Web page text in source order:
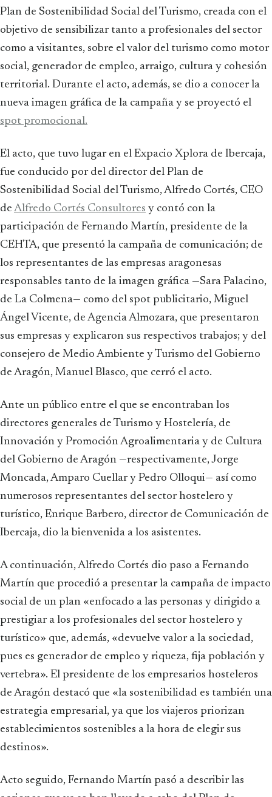
Plan de Sostenibilidad Social del Turismo, creada con el
objetivo de sensibilizar tanto a profesionales del sector
como a visitantes, sobre el valor del turismo como motor
social, generador de empleo, arraigo, cultura y cohesión
territorial. Durante el acto, además, se dio a conocer la
nueva imagen gráfica de la campaña y se proyectó el
spot promocional.
El acto, que tuvo lugar en el Expacio Xplora de Ibercaja,
fue conducido por del director del Plan de
Sostenibilidad Social del Turismo, Alfredo Cortés, CEO
de Alfredo Cortés Consultores y contó con la
participación de Fernando Martín, presidente de la
CEHTA, que presentó la campaña de comunicación; de
los representantes de las empresas aragonesas
responsables tanto de la imagen gráfica —Sara Palacino,
de La Colmena— como del spot publicitario, Miguel
Ángel Vicente, de Agencia Almozara, que presentaron
sus empresas y explicaron sus respectivos trabajos; y del
consejero de Medio Ambiente y Turismo del Gobierno
de Aragón, Manuel Blasco, que cerró el acto.
Ante un público entre el que se encontraban los
directores generales de Turismo y Hostelería, de
Innovación y Promoción Agroalimentaria y de Cultura
del Gobierno de Aragón —respectivamente, Jorge
Moncada, Amparo Cuellar y Pedro Olloqui— así como
numerosos representantes del sector hostelero y
turístico, Enrique Barbero, director de Comunicación de
Ibercaja, dio la bienvenida a los asistentes.
A continuación, Alfredo Cortés dio paso a Fernando
Martín que procedió a presentar la campaña de impacto
social de un plan «enfocado a las personas y dirigido a
prestigiar a los profesionales del sector hostelero y
turístico» que, además, «devuelve valor a la sociedad,
pues es generador de empleo y riqueza, fija población y
vertebra». El presidente de los empresarios hosteleros
de Aragón destacó que «la sostenibilidad es también una
estrategia empresarial, ya que los viajeros priorizan
establecimientos sostenibles a la hora de elegir sus
destinos».
Acto seguido, Fernando Martín pasó a describir las